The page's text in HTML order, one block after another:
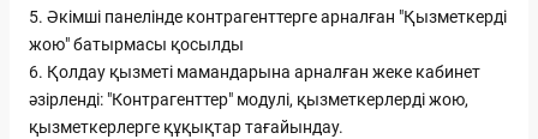
5. Әкімші панелінде контрагенттерге арналған "Қызметкерді
жою" батырмасы қосылды
6. Қолдау қызметі мамандарына арналған жеке кабинет
әзірленді: "Контрагенттер" модулі, қызметкерлерді жою,
қызметкерлерге құқықтар тағайындау.